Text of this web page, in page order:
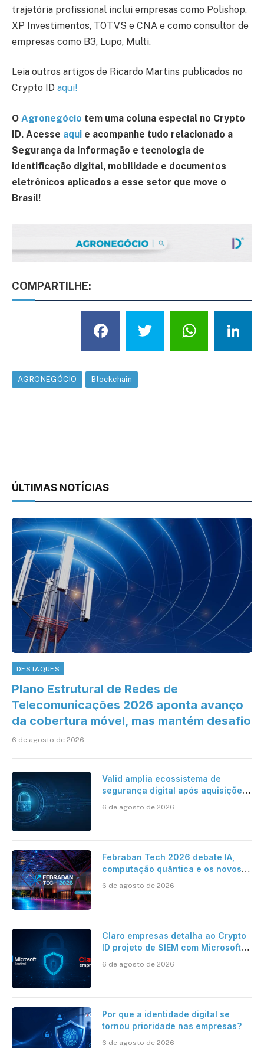
trajetória profissional inclui empresas como Polishop,
XP Investimentos, TOTVS e CNA e como consultor de
empresas como B3, Lupo, Multi.
Leia outros artigos de Ricardo Martins publicados no
Crypto ID aqui!
O Agronegócio tem uma coluna especial no Crypto
ID. Acesse aqui e acompanhe tudo relacionado a
Segurança da Informação e tecnologia de
identificação digital, mobilidade e documentos
eletrônicos aplicados a esse setor que move o
Brasil!
COMPARTILHE:
Facebook
Twitter
AGRONEGÓCIO Blockchain
ÚLTIMAS NOTÍCIAS
DESTAQUES
Plano Estrutural de Redes de
Telecomunicações 2026 aponta avanço
da cobertura móvel, mas mantém desafio
6 de agosto de 2026
Valid amplia ecossistema de
segurança digital após aquisições
6 de agosto de 2026
Febraban Tech 2026 debate IA,
computação quântica e os novos
6 de agosto de 2026
Claro empresas detalha ao Crypto
ID projeto de SIEM com Microsoft
automatizada
6 de agosto de 2026
Por que a identidade digital se
tornou prioridade nas empresas?
6 de agosto de 2026